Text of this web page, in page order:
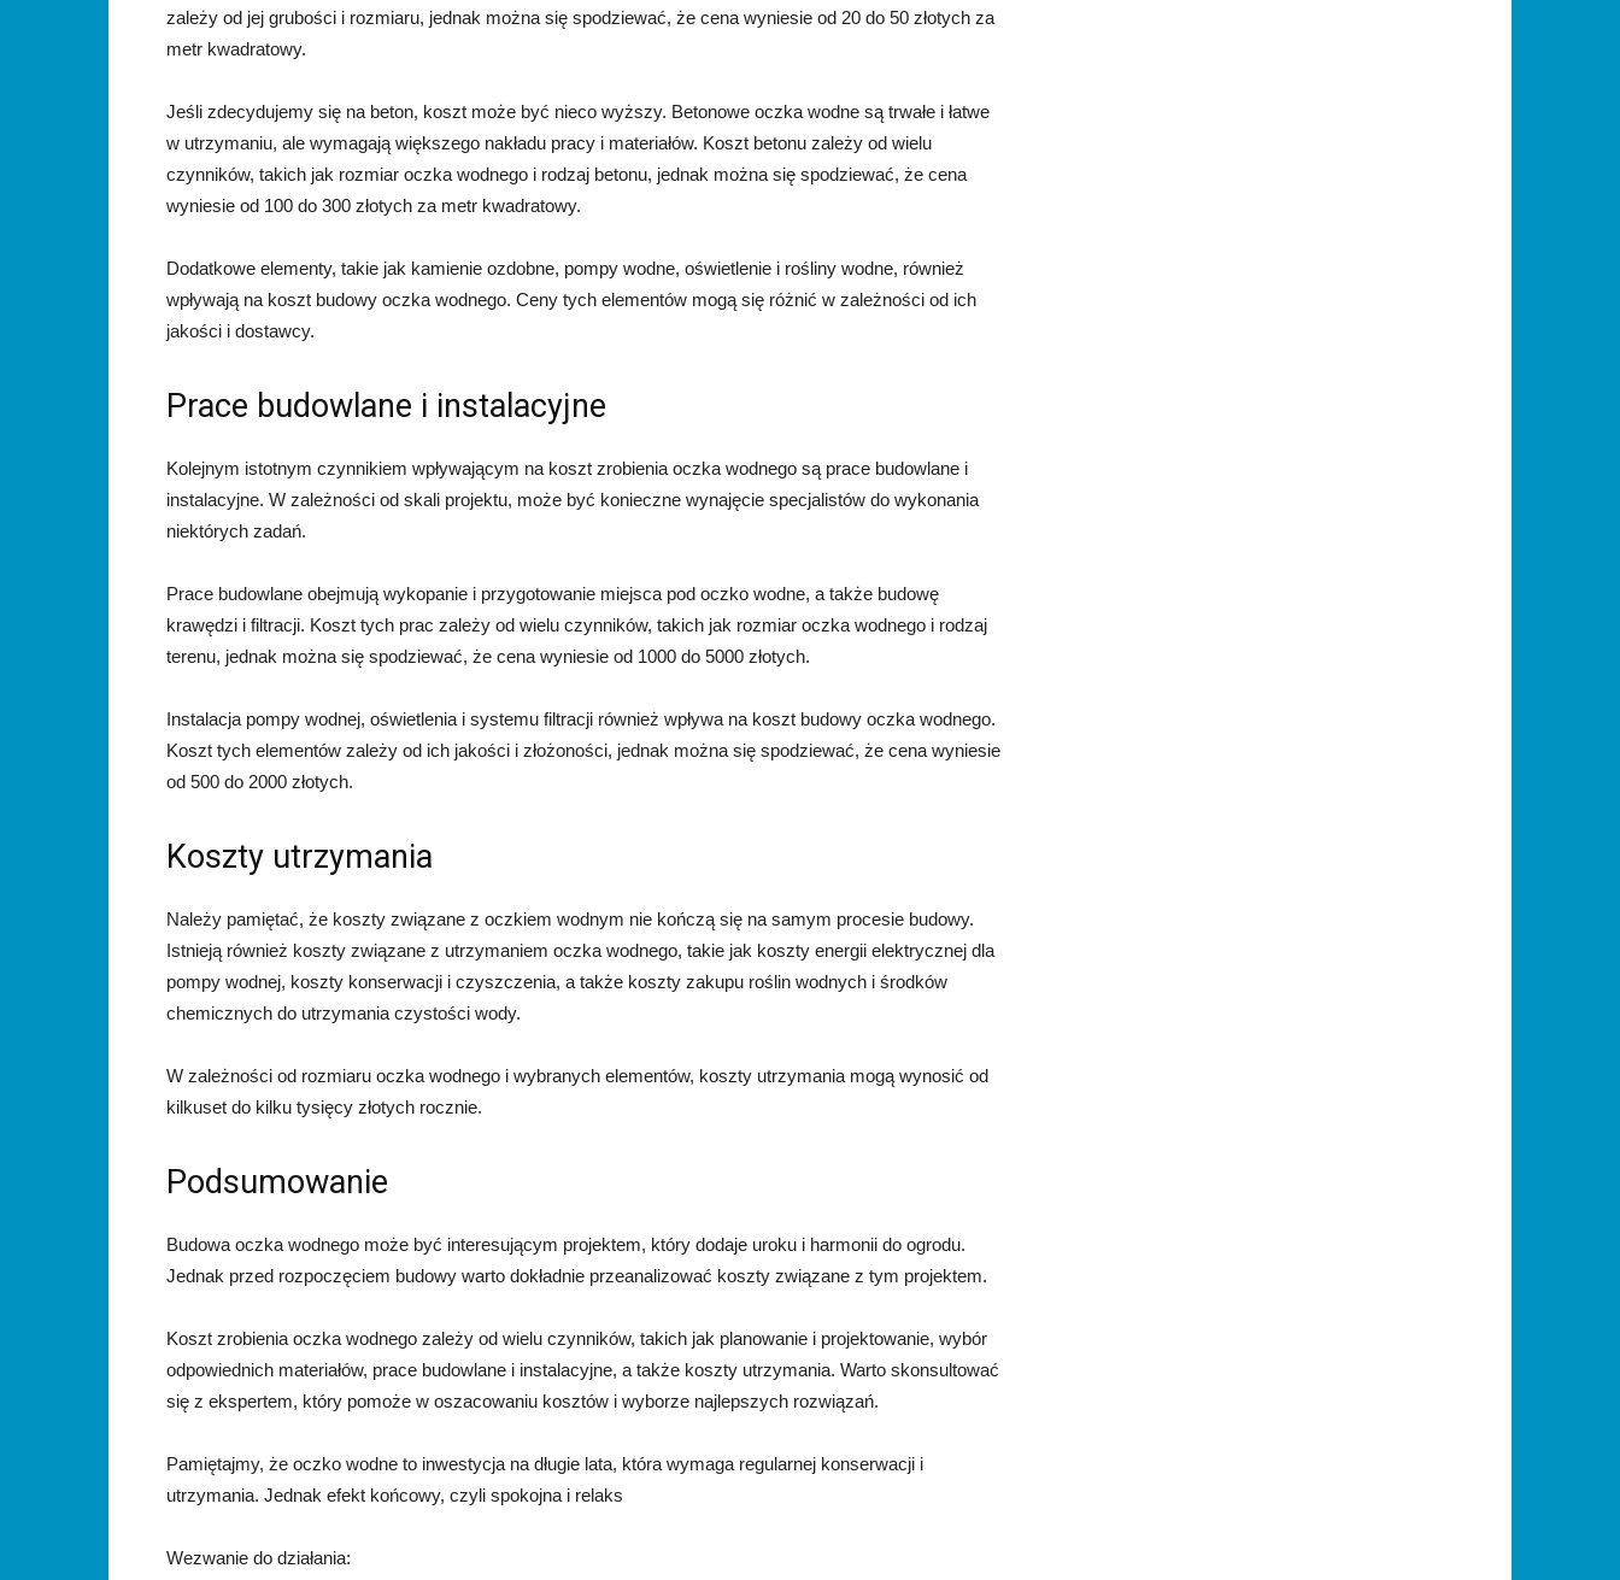
zależy od jej grubości i rozmiaru, jednak można się spodziewać, że cena wyniesie od 20 do 50 złotych za
metr kwadratowy.
Jeśli zdecydujemy się na beton, koszt może być nieco wyższy. Betonowe oczka wodne są trwałe i łatwe
w utrzymaniu, ale wymagają większego nakładu pracy i materiałów. Koszt betonu zależy od wielu
czynników, takich jak rozmiar oczka wodnego i rodzaj betonu, jednak można się spodziewać, że cena
wyniesie od 100 do 300 złotych za metr kwadratowy.
Dodatkowe elementy, takie jak kamienie ozdobne, pompy wodne, oświetlenie i rośliny wodne, również
wpływają na koszt budowy oczka wodnego. Ceny tych elementów mogą się różnić w zależności od ich
jakości i dostawcy.
Prace budowlane i instalacyjne
Kolejnym istotnym czynnikiem wpływającym na koszt zrobienia oczka wodnego są prace budowlane i
instalacyjne. W zależności od skali projektu, może być konieczne wynajęcie specjalistów do wykonania
niektórych zadań.
Prace budowlane obejmują wykopanie i przygotowanie miejsca pod oczko wodne, a także budowę
krawędzi i filtracji. Koszt tych prac zależy od wielu czynników, takich jak rozmiar oczka wodnego i rodzaj
terenu, jednak można się spodziewać, że cena wyniesie od 1000 do 5000 złotych.
Instalacja pompy wodnej, oświetlenia i systemu filtracji również wpływa na koszt budowy oczka wodnego.
Koszt tych elementów zależy od ich jakości i złożoności, jednak można się spodziewać, że cena wyniesie
od 500 do 2000 złotych.
Koszty utrzymania
Należy pamiętać, że koszty związane z oczkiem wodnym nie kończą się na samym procesie budowy.
Istnieją również koszty związane z utrzymaniem oczka wodnego, takie jak koszty energii elektrycznej dla
pompy wodnej, koszty konserwacji i czyszczenia, a także koszty zakupu roślin wodnych i środków
chemicznych do utrzymania czystości wody.
W zależności od rozmiaru oczka wodnego i wybranych elementów, koszty utrzymania mogą wynosić od
kilkuset do kilku tysięcy złotych rocznie.
Podsumowanie
Budowa oczka wodnego może być interesującym projektem, który dodaje uroku i harmonii do ogrodu.
Jednak przed rozpoczęciem budowy warto dokładnie przeanalizować koszty związane z tym projektem.
Koszt zrobienia oczka wodnego zależy od wielu czynników, takich jak planowanie i projektowanie, wybór
odpowiednich materiałów, prace budowlane i instalacyjne, a także koszty utrzymania. Warto skonsultować
się z ekspertem, który pomoże w oszacowaniu kosztów i wyborze najlepszych rozwiązań.
Pamiętajmy, że oczko wodne to inwestycja na długie lata, która wymaga regularnej konserwacji i
utrzymania. Jednak efekt końcowy, czyli spokojna i relaks
Wezwanie do działania: